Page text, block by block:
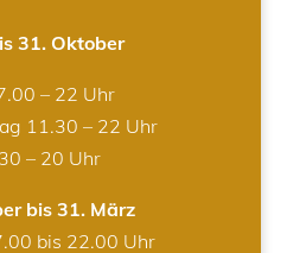
31. Oktober
– 22 Uhr
11.30 – 22 Uhr
– 20 Uhr
bis 31. März
bis 22.00 Uhr